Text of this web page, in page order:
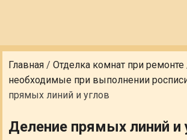
Главная /Отделка комнат при ремонте
необходимые при выполнении
прямых линий и углов
Деление прямых линий и